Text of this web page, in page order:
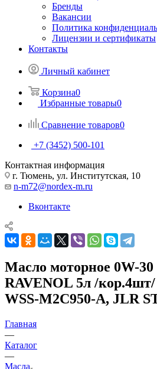
Бренды
Вакансии
Политика
Лицензии и сертификаты
Контакты
Личный кабинет
Корзина0
Избранные товары0
Сравнение товаров0
+7 (3452) 500-101
Контактная информация
г. Тюмень, ул. Институтская, 10
n-m72@nordex-m.ru
Вконтакте
Масло моторное 0W-30
RAVENOL 5л /
WSS-M2C950-A, JLR
Главная
—
Каталог
—
Масла